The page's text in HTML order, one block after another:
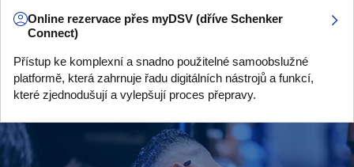
Online rezervace přes myDSV (dříve Schenker
Connect)
Přístup ke komplexní a snadno použitelné samoobslužné
platformě, která zahrnuje řadu digitálních nástrojů a funkcí,
které zjednodušují a vylepšují proces přepravy.